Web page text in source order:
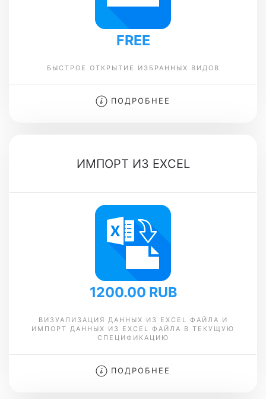
FREE
БЫСТРОЕ ОТКРЫТИЕ ИЗБРАННЫХ ВИДОВ
ПОДРОБНЕЕ
ИМПОРТ ИЗ EXCEL
1200.00 RUB
ВИЗУАЛИЗАЦИЯ ДАННЫХ ИЗ EXCEL ФАЙЛА И
ИМПОРТ ДАННЫХ ИЗ EXCEL ФАЙЛА В ТЕКУЩУЮ
СПЕЦИФИКАЦИЮ
ПОДРОБНЕЕ